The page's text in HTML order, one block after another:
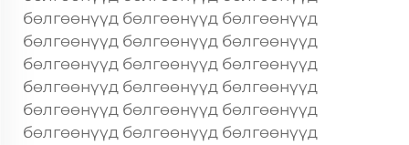
бөлгөөнүүд бөлгөөнүүд бөлгөөнүүд
бөлгөөнүүд бөлгөөнүүд бөлгөөнүүд
бөлгөөнүүд бөлгөөнүүд бөлгөөнүүд
бөлгөөнүүд бөлгөөнүүд бөлгөөнүүд
бөлгөөнүүд бөлгөөнүүд бөлгөөнүүд
бөлгөөнүүд бөлгөөнүүд бөлгөөнүүд